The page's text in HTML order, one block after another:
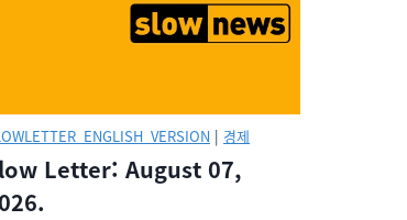
| 경제
Letter: August 07,